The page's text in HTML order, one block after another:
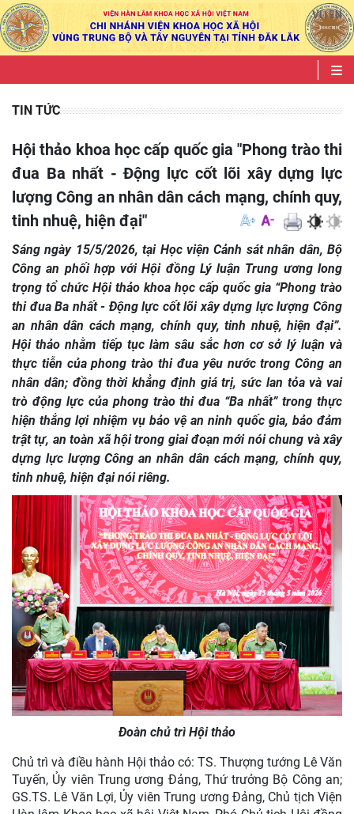
VI|EN
TIN TỨC
Hội thảo khoa học cấp quốc gia "Phong trào thi
đua Ba nhất - Động lực cốt lõi xây dựng lực
lượng Công an nhân dân cách mạng, chính quy,
tinh nhuệ, hiện đại"
Sáng ngày 15/5/2026, tại Học viện Cảnh sát nhân dân, Bộ
Công an phối hợp với Hội đồng Lý luận Trung ương long
trọng tổ chức Hội thảo khoa học cấp quốc gia “Phong trào
thi đua Ba nhất - Động lực cốt lõi xây dựng lực lượng Công
an nhân dân cách mạng, chính quy, tinh nhuệ, hiện đại”.
Hội thảo nhằm tiếp tục làm sâu sắc hơn cơ sở lý luận và
thực tiễn của phong trào thi đua yêu nước trong Công an
nhân dân; đồng thời khẳng định giá trị, sức lan tỏa và vai
trò động lực của phong trào thi đua “Ba nhất” trong thực
hiện thắng lợi nhiệm vụ bảo vệ an ninh quốc gia, bảo đảm
trật tự, an toàn xã hội trong giai đoạn mới nói chung và xây
dựng lực lượng Công an nhân dân cách mạng, chính quy,
tinh nhuệ, hiện đại nói riêng.
Đoàn chủ trì Hội thảo
Chủ trì và điều hành Hội thảo có: TS. Thượng tướng Lê Văn
Tuyến, Ủy viên Trung ương Đảng, Thứ trưởng Bộ Công an;
GS.TS. Lê Văn Lợi, Ủy viên Trung ương Đảng, Chủ tịch Viện